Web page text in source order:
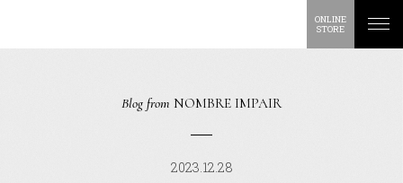
ONLINE
STORE
Blog from NOMBRE IMPAIR
2023.12.28